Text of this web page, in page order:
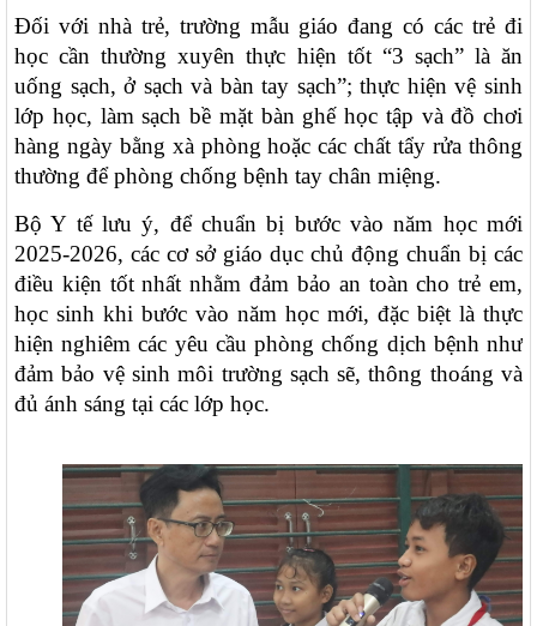
Đối với nhà trẻ, trường mẫu giáo đang có các trẻ đi
học cần thường xuyên thực hiện tốt “3 sạch” là ăn
uống sạch, ở sạch và bàn tay sạch”; thực hiện vệ sinh
lớp học, làm sạch bề mặt bàn ghế học tập và đồ chơi
hàng ngày bằng xà phòng hoặc các chất tẩy rửa thông
thường để phòng chống bệnh tay chân miệng.
Bộ Y tế lưu ý, để chuẩn bị bước vào năm học mới
2025-2026, các cơ sở giáo dục chủ động chuẩn bị các
điều kiện tốt nhất nhằm đảm bảo an toàn cho trẻ em,
học sinh khi bước vào năm học mới, đặc biệt là thực
hiện nghiêm các yêu cầu phòng chống dịch bệnh như
đảm bảo vệ sinh môi trường sạch sẽ, thông thoáng và
đủ ánh sáng tại các lớp học.